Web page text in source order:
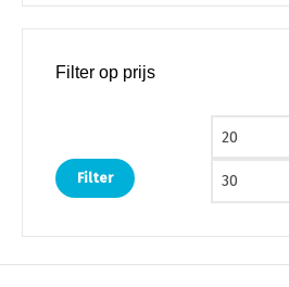
Filter op prijs
Min. prijs
Filter